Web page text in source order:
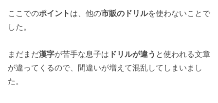
ここでのポイント は、他の市販のドリルを使わないことで
した。
まだまだ漢字が苦手な息子は ドリルが違う と使われる文章
が違ってくるので、間違いが増えて混乱してしまいまし
た。